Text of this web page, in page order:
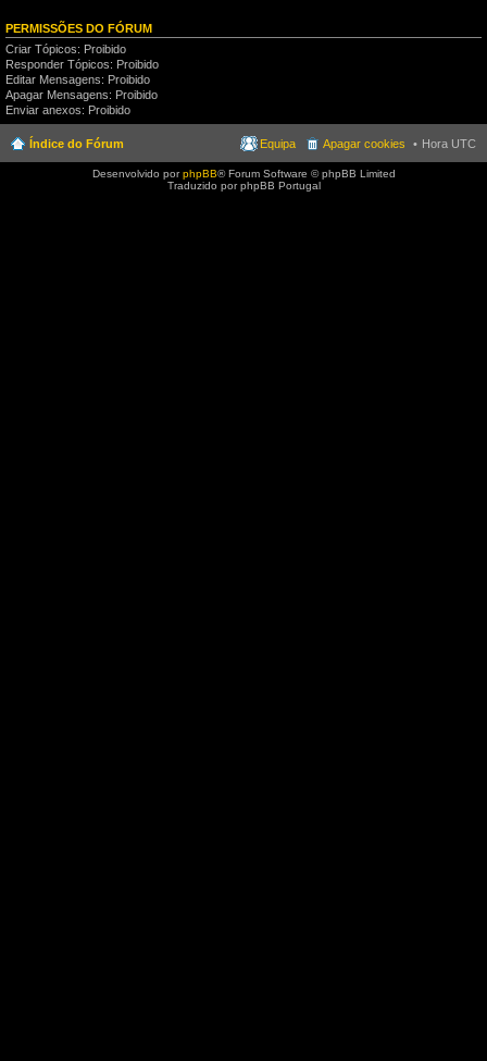
PERMISSÕES DO FÓRUM
Criar Tópicos: Proibido
Responder Tópicos: Proibido
Editar Mensagens: Proibido
Apagar Mensagens: Proibido
Enviar anexos: Proibido
Índice do Fórum Hora UTC
Apagar cookies
Equipa
Desenvolvido porphpBB® Forum Software © phpBB Limited
Traduzido por phpBB Portugal